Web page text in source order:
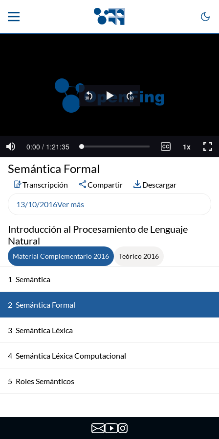
Introducción al Procesamiento de Lenguaje
Natural
Material Complementario 2016 Teórico 2016
1 Semántica
2 Semántica Formal
3 Semántica Léxica
4 Semántica Léxica Computacional
5 Roles Semánticos
Semántica Formal
Transcripción Compartir Descargar
13/10/2016Ver más